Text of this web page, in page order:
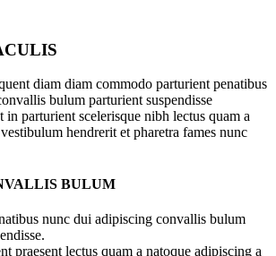
diam diam commodo parturient penatibus
bulum parturient suspendisse
in parturient scelerisque nibh lectus quam a
hendrerit et pharetra fames nunc
BULUM
nunc dui adipiscing convallis bulum
praesent lectus quam a natoque adipiscing a